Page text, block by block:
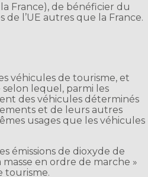
France), de bénéficier du
l’UE autres que la France.
véhicules de tourisme, et
lequel, parmi les
des véhicules déterminés
et de leurs autres
usages que les véhicules
émissions de dioxyde de
en ordre de marche »
tourisme.